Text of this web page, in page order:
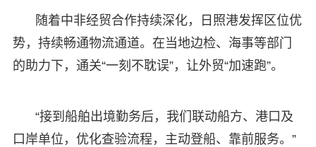
随着中非经贸合作持续深化，日照港发挥区位优
势，持续畅通物流通道。在当地边检、海事等部门
的助力下，通关“一刻不耽误”，让外贸“加速跑”。
“接到船舶出境勤务后，我们联动船方、港口及
口岸单位，优化查验流程，主动登船、靠前服务。”